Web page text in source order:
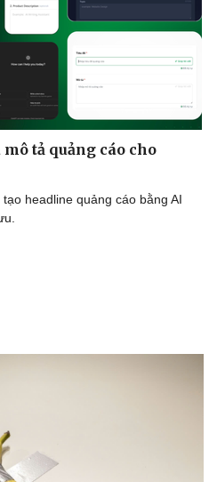
Công nghệ
Sành điệu
Trải nghiệm
mô tả quảng cáo cho
headline quảng cáo bằng AI